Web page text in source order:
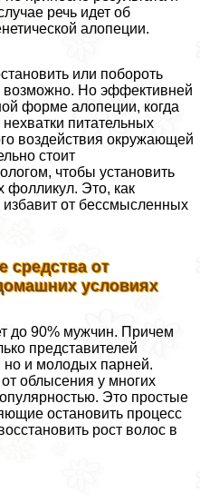
речь идет об
алопеции.
или побороть
Но эффективней
форме алопеции, когда
питательных
воздействия окружающей
стоит
чтобы установить
фолликул. Это, как
от бессмысленных
от
условиях
до 90% мужчин. Причем
представителей
но и молодых парней.
облысения у многих
Это простые
остановить процесс
рост волос в